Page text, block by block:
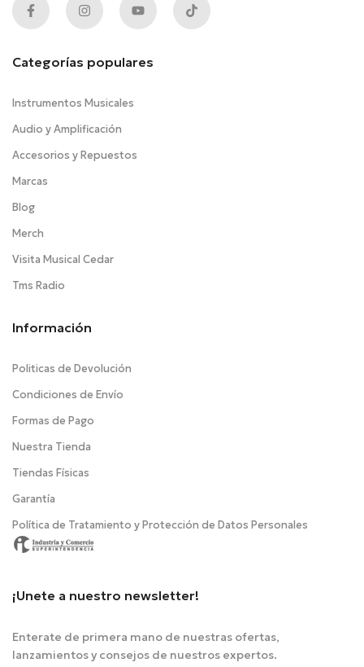
Categorías populares
Instrumentos Musicales
Audio y Amplificación
Accesorios y Repuestos
Marcas
Blog
Merch
Visita Musical Cedar
Tms Radio
Información
Politicas de Devolución
Condiciones de Envío
Formas de Pago
Nuestra Tienda
Tiendas Físicas
Garantía
Política de Tratamiento y Protección de Datos Personales
¡Unete a nuestro newsletter!
Enterate de primera mano de nuestras ofertas,
lanzamientos y consejos de nuestros expertos.